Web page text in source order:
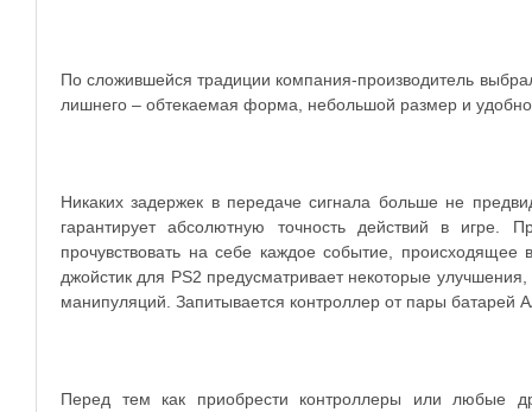
По сложившейся традиции компания-производитель
лишнего – обтекаемая форма, небольшой размер и
Никаких задержек в передаче сигнала больше не
гарантирует абсолютную точность действий в игре.
прочувствовать на себе каждое событие,
джойстик для PS2 предусматривает некоторые
манипуляций. Запитывается контроллер от пары батарей
Перед тем как приобрести контроллеры или любые